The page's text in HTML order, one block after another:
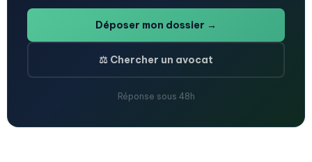
Déposer mon dossier →
⚖️ Chercher un avocat
Réponse sous 48h